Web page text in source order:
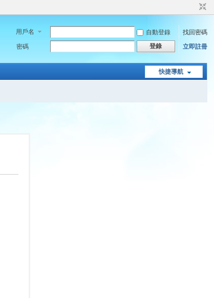
用戶名 自動登錄
找回密碼
密碼
登錄 立即註冊
快捷導航